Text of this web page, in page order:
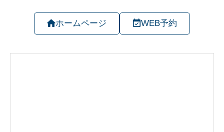
ホームページ WEB予約